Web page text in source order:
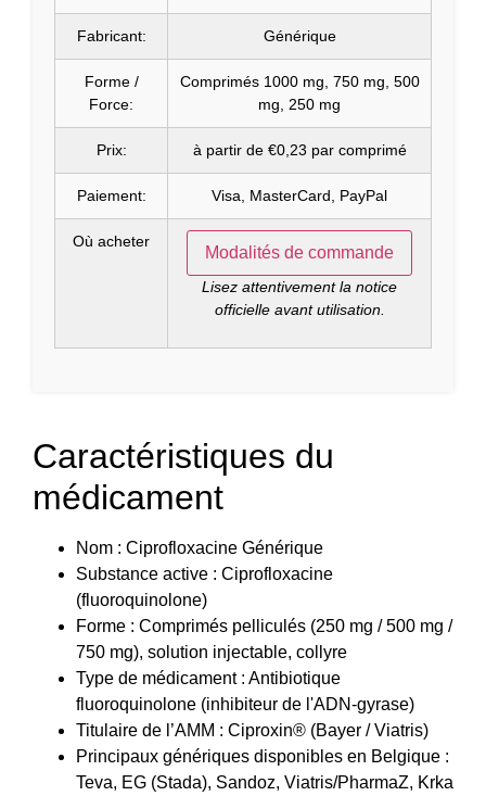
Fabricant: Générique
Forme /
Force:
Comprimés 1000 mg, 750 mg, 500
mg, 250 mg
Prix: à partir de €0,23 par comprimé
Paiement: Visa, MasterCard, PayPal
Où acheter
Modalités de commande
Lisez attentivement la notice
officielle avant utilisation.
Caractéristiques du
médicament
Nom : Ciprofloxacine Générique
Substance active : Ciprofloxacine
(fluoroquinolone)
Forme : Comprimés pelliculés (250 mg / 500 mg /
750 mg), solution injectable, collyre
Type de médicament : Antibiotique
fluoroquinolone (inhibiteur de l'ADN-gyrase)
Titulaire de l’AMM : Ciproxin® (Bayer / Viatris)
Principaux génériques disponibles en Belgique :
Teva, EG (Stada), Sandoz, Viatris/PharmaZ, Krka